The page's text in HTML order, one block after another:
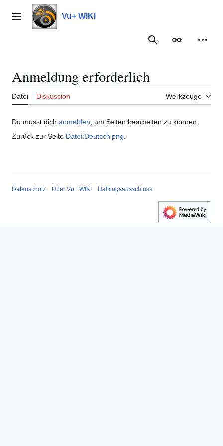
Inhalt
springenHauptmenü Vu+ WIKI
Suche
Anmeldung erforderlich
Datei Diskussion Werkzeuge
Du musst dich anmelden , um Seiten bearbeiten zu können.
Zurück zur Seite Datei:Deutsch.png
Datenschutz Über Vu+ WIKI Haftungsausschluss